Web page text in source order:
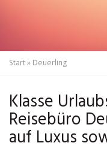
Start» Deuerling
Klasse
Reisebüro
auf Luxus